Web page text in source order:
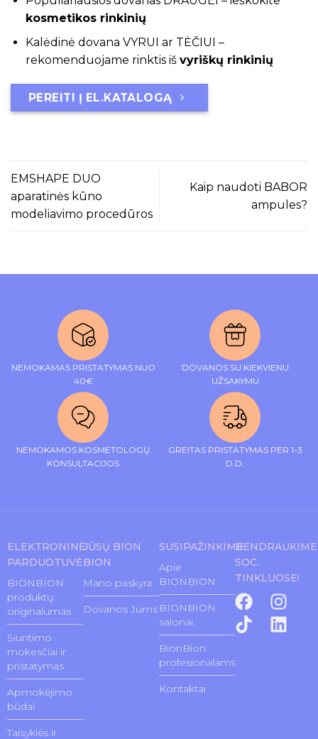
kosmetikos rinkinių
Kalėdinė dovana VYRUI ar TĖČIUI –
rekomenduojame rinktis iš vyriškų rinkinių
PEREITI Į EL.KATALOGĄ
EMSHAPE DUO
aparatinės kūno
modeliavimo procedūros
Kaip naudoti BABOR
ampules?
NEMOKAMAS PRISTATYMAS NUO
40€
DOVANOS SU KIEKVIENU
UŽSAKYMU
NEMOKAMOS KOSMETOLOGŲ
KONSULTACIJOS
GREITAS PRISTATYMAS PER 1-3
D.D.
ELEKTRONINĖ
PARDUOTUVĖ
BIONBION
produktų
originalumas
Siuntimo
mokesčiai ir
pristatymas
Apmokėjimo
būdai
Taisyklės ir
JŪSŲ BION
BION
Mano paskyra
Dovanos Jums
SUSIPAŽINKIME
Apie
BIONBION
BIONBION
salonai
BionBion
profesionalams
Kontaktai
BENDRAUKIME
SOC.
TINKLUOSE!